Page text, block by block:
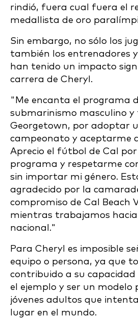
rindió, fuera cual fuera el
medallista de oro
Sin embargo, no sólo los
también los entrenadores
han tenido un impacto
carrera de Cheryl.
"Me encanta el programa
submarinismo masculino y
Georgetown, por adoptar
campeonato y aceptarme
Aprecio el fútbol de Cal
programa y respetarme
sin importar mi género.
agradecido por la
compromiso de Cal Beach
mientras trabajamos
nacional."
Para Cheryl es imposible
equipo o persona, ya que
contribuido a su capacidad
el ejemplo y ser un modelo
jóvenes adultos que
lugar en el mundo.